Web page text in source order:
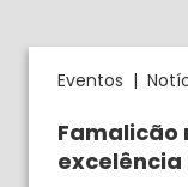
Eventos |
Famalicão